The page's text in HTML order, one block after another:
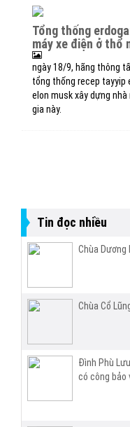
tổng thống erdogan kêu gọi tesla xây dựng nhà
máy xe điện ở thổ
ngày 18/9, hãng thông
tổng thống recep tayyip
elon musk xây dựng
gia này.
Tin đọc nhiều
Chùa Dương
Chùa Cổ
Đình Phù
có công bảo